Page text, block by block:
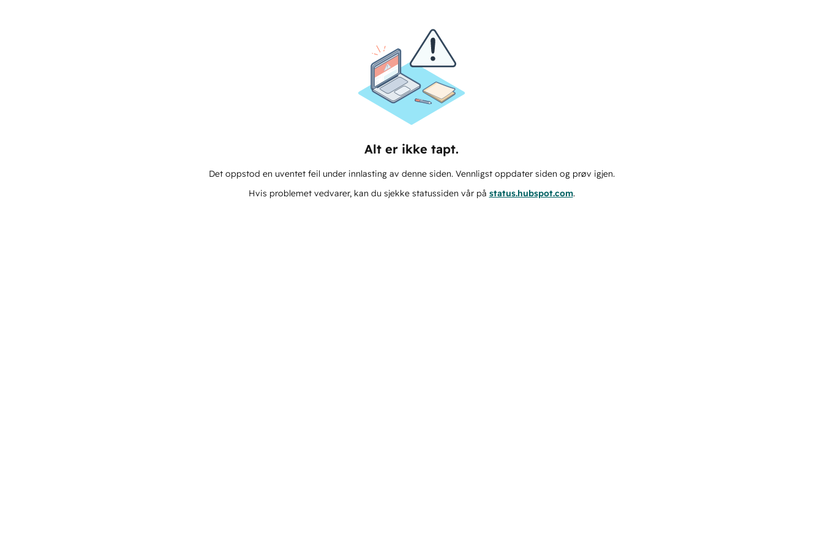
Alt er ikke tapt.
Det oppstod en uventet feil under innlasting av denne siden. Vennligst oppdater siden og prøv igjen.
Hvis problemet vedvarer, kan du sjekke statussiden vår på status.hubspot.com.